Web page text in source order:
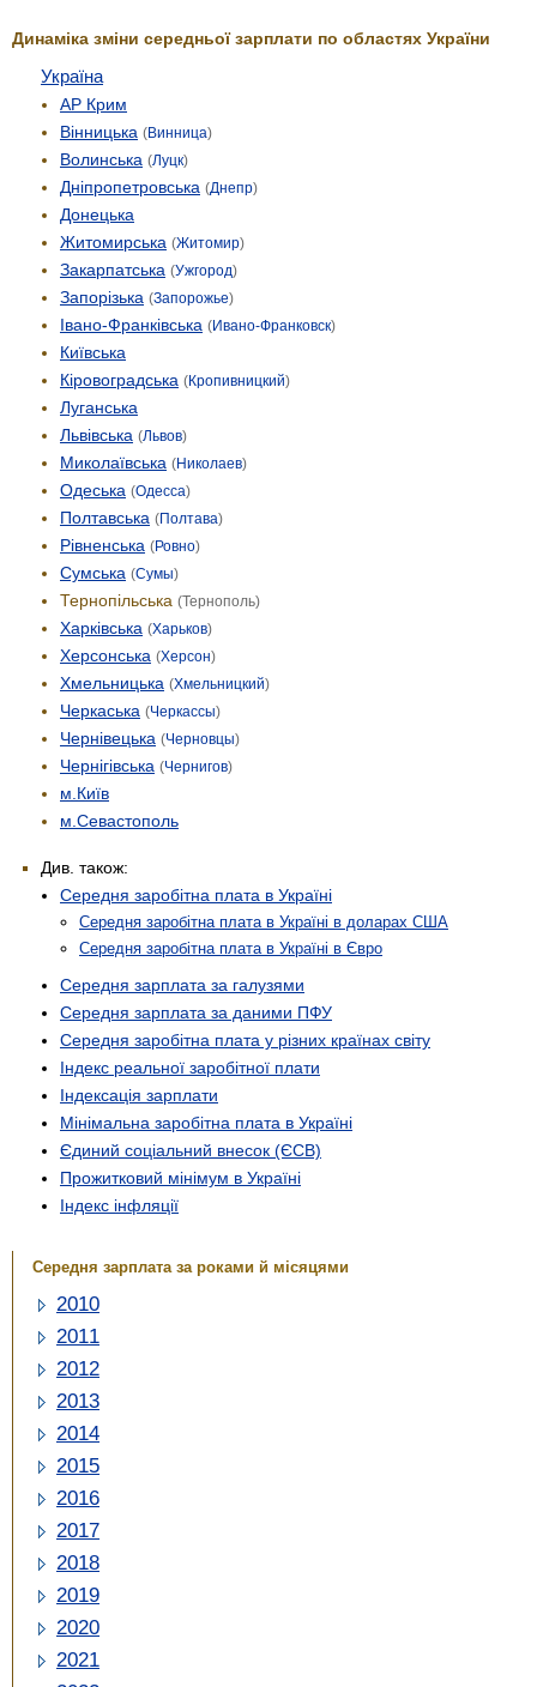
Динаміка зміни середньої зарплати по областях України
Україна
АР Крим
Вінницька (Винница)
Волинська (Луцк)
Дніпропетровська (Днепр)
Донецька
Житомирська (Житомир)
Закарпатська (Ужгород)
Запорізька (Запорожье)
Івано-Франківська (Ивано-Франковск)
Київська
Кіровоградська (Кропивницкий)
Луганська
Львівська (Львов)
Миколаївська (Николаев)
Одеська (Одесса)
Полтавська (Полтава)
Рівненська (Ровно)
Сумська (Сумы)
Тернопільська (Тернополь)
Харківська (Харьков)
Херсонська (Херсон)
Хмельницька (Хмельницкий)
Черкаська (Черкассы)
Чернівецька (Черновцы)
Чернігівська (Чернигов)
м.Київ
м.Севастополь
Див. також:
Середня заробітна плата в Україні
Середня заробітна плата в Україні в доларах США
Середня заробітна плата в Україні в Євро
Середня зарплата за галузями
Середня зарплата за даними ПФУ
Середня заробітна плата у різних країнах світу
Індекс реальної заробітної плати
Індексація зарплати
Мінімальна заробітна плата в Україні
Єдиний соціальний внесок (ЄСВ)
Прожитковий мінімум в Україні
Індекс інфляції
Середня зарплата за роками й місяцями
2010
2011
2012
2013
2014
2015
2016
2017
2018
2019
2020
2021